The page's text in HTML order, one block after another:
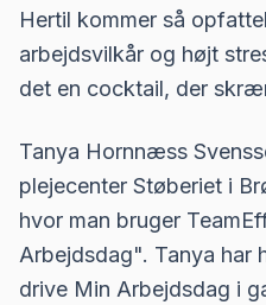
Hertil kommer så
arbejdsvilkår og højt
det en cocktail, der
Tanya Hornnæss
plejecenter Støberiet i
hvor man bruger
Arbejdsdag". Tanya har
drive Min Arbejdsdag i